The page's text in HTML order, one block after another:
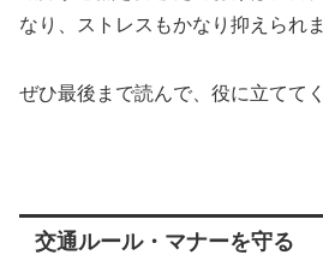
なり、ストレスもかなり抑えられま
ぜひ最後まで読んで、役に立てて
交通ルール・マナーを守る